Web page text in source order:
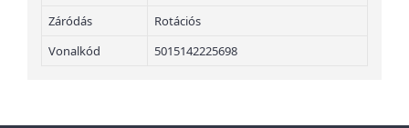
Záródás
Rotációs
Vonalkód
5015142225698